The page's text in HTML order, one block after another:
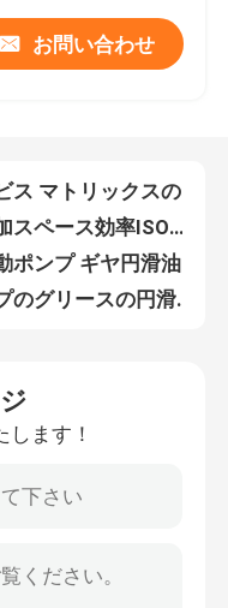
お問い合わせ
パイプラインのピグサービス マトリックスの多様なパイプラインのPiggable多岐管
小さい飲料のためのパイプラインによって滑る解決の同時メーターで計る混合
物を混ぜる潤滑油
DCSは同時メーターで計る混合の同時メーターで計られた混合機を作動させた
環境の友好的な円滑油の混合の潤滑油の混合機の高い効率
ます！